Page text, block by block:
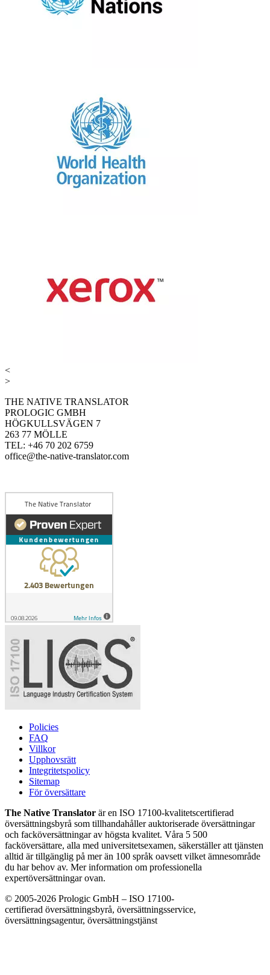
<
>
THE NATIVE TRANSLATOR
PROLOGIC GMBH
HÖGKULLSVÄGEN 7
263 77 MÖLLE
TEL: +46 70 202 6759
office@the-native-translator.com
Policies
FAQ
Villkor
Upphovsrätt
Integritetspolicy
Sitemap
För översättare
The Native Translator är en ISO 17100-kvalitetscertifierad
översättningsbyrå som tillhandahåller auktoriserade översättningar
och facköversättningar av högsta kvalitet. Våra 5 500
facköversättare, alla med universitetsexamen, säkerställer att tjänsten
alltid är tillgänglig på mer än 100 språk oavsett vilket ämnesområde
du har behov av. Mer information om professionella
expertöversättningar ovan.
© 2005-2026 Prologic GmbH – ISO 17100-
certifierad översättningsbyrå, översättningsservice,
översättningsagentur, översättningstjänst